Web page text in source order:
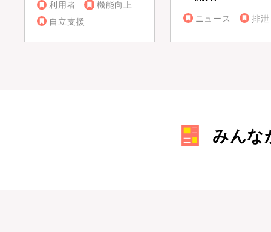
利用者
機能向上
自立支援
ニュース 排泄
みんな